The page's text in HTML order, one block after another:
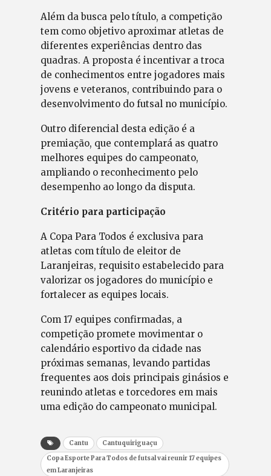
Além da busca pelo título, a competição
tem como objetivo aproximar atletas de
diferentes experiências dentro das
quadras. A proposta é incentivar a troca
de conhecimentos entre jogadores mais
jovens e veteranos, contribuindo para o
desenvolvimento do futsal no município.
Outro diferencial desta edição é a
premiação, que contemplará as quatro
melhores equipes do campeonato,
ampliando o reconhecimento pelo
desempenho ao longo da disputa.
Critério para participação
A Copa Para Todos é exclusiva para
atletas com título de eleitor de
Laranjeiras, requisito estabelecido para
valorizar os jogadores do município e
fortalecer as equipes locais.
Com 17 equipes confirmadas, a
competição promete movimentar o
calendário esportivo da cidade nas
próximas semanas, levando partidas
frequentes aos dois principais ginásios e
reunindo atletas e torcedores em mais
uma edição do campeonato municipal.
Cantu
Cantuquiriguaçu
Copa Esporte Para Todos de futsal vai reunir 17 equipes
em Laranjeiras